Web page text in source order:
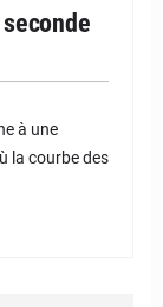
à une
la courbe des